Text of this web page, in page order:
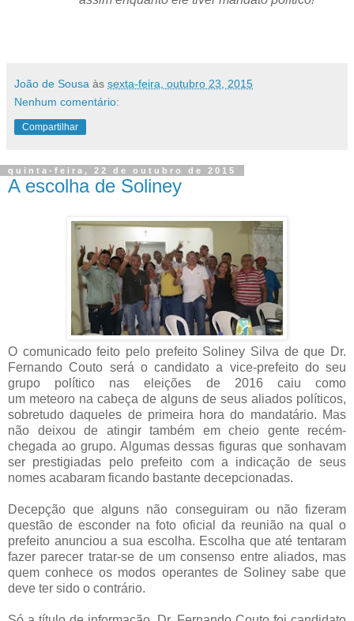
João de Sousa às sexta-feira, outubro 23, 2015
Nenhum comentário:
Compartilhar
quinta-feira, 22 de outubro de 2015
A escolha de Soliney
O comunicado feito pelo prefeito Soliney Silva de que Dr.
Fernando Couto será o candidato a vice-prefeito do seu
grupo político nas eleições de 2016 caiu como
um meteoro na cabeça de alguns de seus aliados políticos,
sobretudo daqueles de primeira hora do mandatário. Mas
não deixou de atingir também em cheio gente recém-
chegada ao grupo. Algumas dessas figuras que sonhavam
ser prestigiadas pelo prefeito com a indicação de seus
nomes acabaram ficando bastante decepcionadas.
Decepção que alguns não conseguiram ou não fizeram
questão de esconder na foto oficial da reunião na qual o
prefeito anunciou a sua escolha. Escolha que até tentaram
fazer parecer tratar-se de um consenso entre aliados, mas
quem conhece os modos operantes de Soliney sabe que
deve ter sido o contrário.